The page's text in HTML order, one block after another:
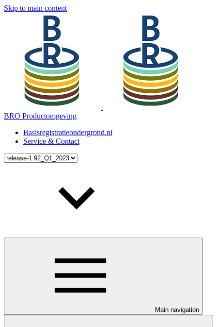
Skip to main content
BRO Productomgeving
Basisregistratieondergrond.nl
Service & Contact
Main navigation